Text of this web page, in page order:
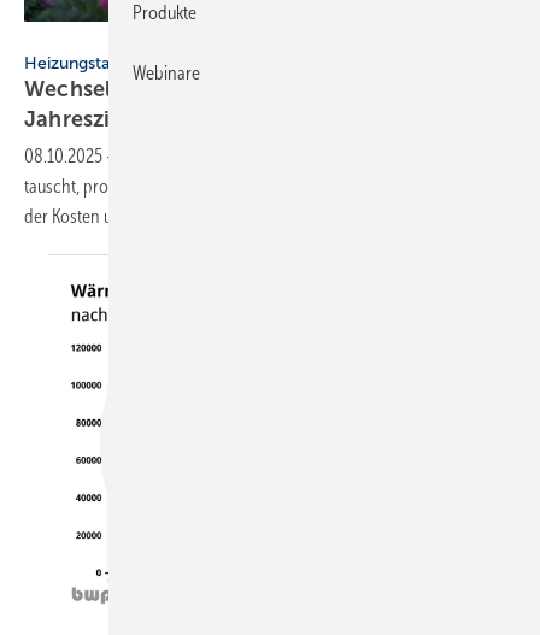
Heizungstausch
Wechsel auf Wär­me­pum­pe: Kre­dit ab 0,01 %
Jah­res­zins
08.10.2025 -
tauscht, profitiert aktuell von staatlichen Zuschüssen von bis zu 70 %
der Kosten und Kreditangeboten der
Produkte
Webinare